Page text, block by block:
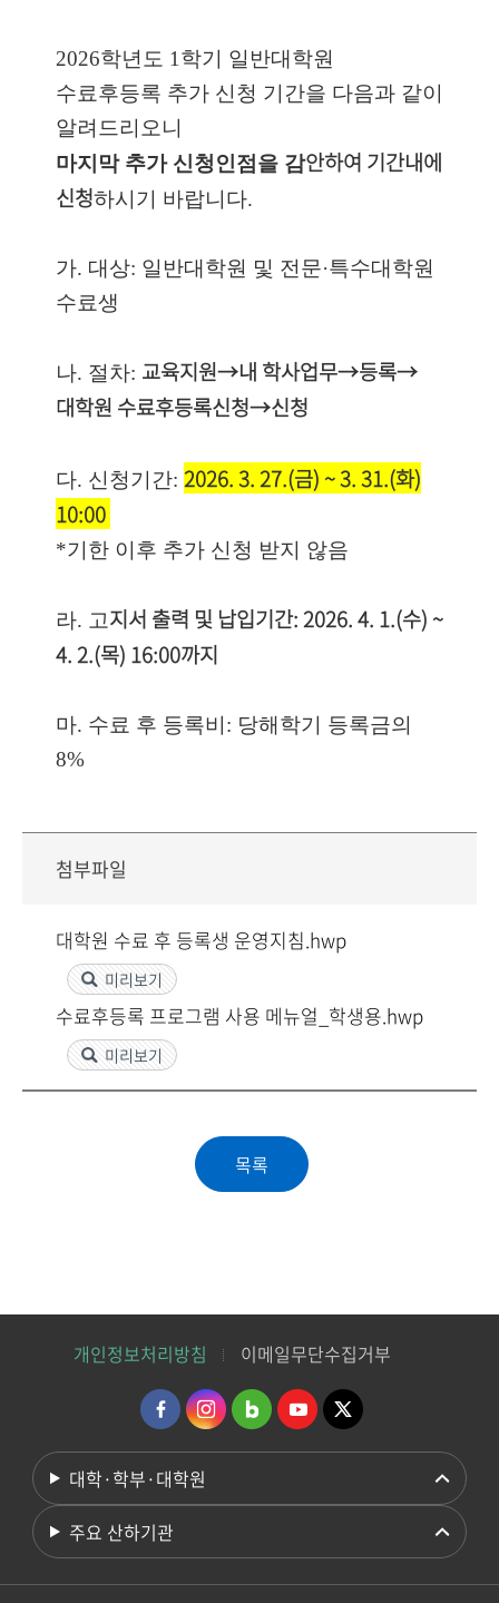
2026학년도 1학기 일반대학원
수료후등록 추가 신청 기간을 다음과 같이
알려드리오니
마지막 추가 신청인점을 감안하여 기간내에
신청하시기 바랍니다.
가. 대상: 일반대학원 및 전문·특수대학원
수료생
나. 절차: 교육지원→내 학사업무→등록→
대학원 수료후등록신청→신청
다. 신청기간: 2026. 3. 27.(금) ~ 3. 31.(화)
10:00
*기한 이후 추가 신청 받지 않음
라. 고지서 출력 및 납입기간: 2026. 4. 1.(수) ~
4. 2.(목) 16:00까지
마. 수료 후 등록비: 당해학기 등록금의
8%
첨부파일
대학원 수료 후 등록생 운영지침.hwp
미리보기
수료후등록 프로그램 사용 메뉴얼_학생용.hwp
미리보기
개인정보처리방침 이메일무단수집거부
대학·학부·대학원
주요 산하기관